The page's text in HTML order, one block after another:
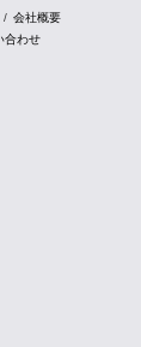
会社概要
合わせ